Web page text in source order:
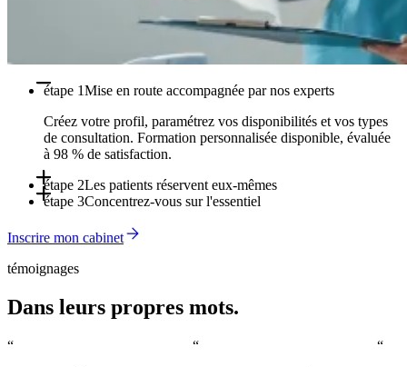
étape 1Mise en route accompagnée par nos experts
Créez votre profil, paramétrez vos disponibilités et vos types
de consultation. Formation personnalisée disponible, évaluée
à 98 % de satisfaction.
étape 2Les patients réservent eux-mêmes
24h/24, sans solliciter votre secrétariat.
étape 3Concentrez-vous sur l'essentiel
Les rappels automatisés réduisent les rendez-vous non
honorés. Vous arrivez chaque matin avec un planning complet
et organisé.
Inscrire mon cabinet
témoignages
Dans leurs propres mots.
“
“
“